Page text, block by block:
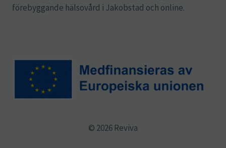
förebyggande hälsovård i Jakobstad och online.
© 2026 Reviva